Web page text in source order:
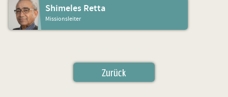
Shimeles Retta
Missionsleiter
Zurück